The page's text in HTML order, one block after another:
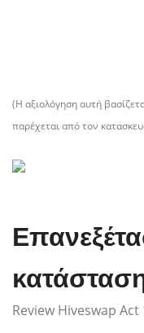
(Η αξιολόγηση αυτή
παρέχεται από τον
Review Hiveswap Act